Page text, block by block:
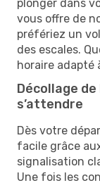
plonger dans
vous offre de
préfériez un
des escales.
horaire adapté
Décollage
s’attendre
Dès votre
facile grâce
signalisation
Une fois les